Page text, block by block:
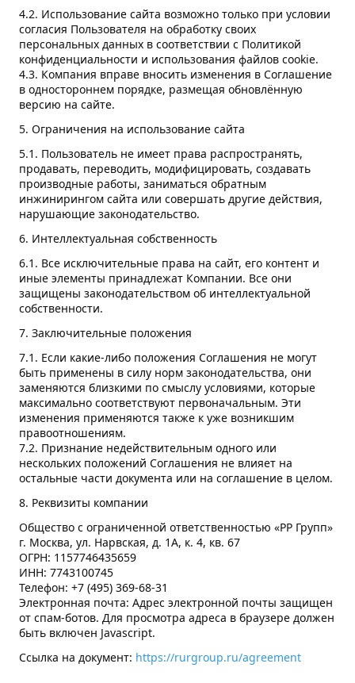
4.2. Использование сайта возможно только при условии
согласия Пользователя на обработку своих
персональных данных в соответствии с Политикой
конфиденциальности и использования файлов cookie.
4.3. Компания вправе вносить изменения в Соглашение
в одностороннем порядке, размещая обновлённую
версию на сайте.
5. Ограничения на использование сайта
5.1. Пользователь не имеет права распространять,
продавать, переводить, модифицировать, создавать
производные работы, заниматься обратным
инжинирингом сайта или совершать другие действия,
нарушающие законодательство.
6. Интеллектуальная собственность
6.1. Все исключительные права на сайт, его контент и
иные элементы принадлежат Компании. Все они
защищены законодательством об интеллектуальной
собственности.
7. Заключительные положения
7.1. Если какие-либо положения Соглашения не могут
быть применены в силу норм законодательства, они
заменяются близкими по смыслу условиями, которые
максимально соответствуют первоначальным. Эти
изменения применяются также к уже возникшим
правоотношениям.
7.2. Признание недействительным одного или
нескольких положений Соглашения не влияет на
остальные части документа или на соглашение в целом.
8. Реквизиты компании
Общество с ограниченной ответственностью «РР Групп»
г. Москва, ул. Нарвская, д. 1А, к. 4, кв. 67
ОГРН: 1157746435659
ИНН: 7743100745
Телефон: +7 (495) 369-68-31
Электронная почта: Адрес электронной почты защищен
от спам-ботов. Для просмотра адреса в браузере должен
быть включен Javascript.
Ссылка на документ: https://rurgroup.ru/agreement